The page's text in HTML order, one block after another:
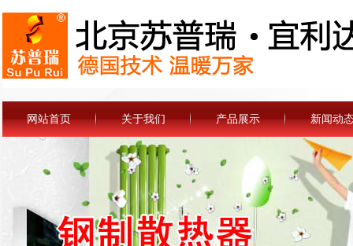
网站首页 关于我们 产品展示 新闻动